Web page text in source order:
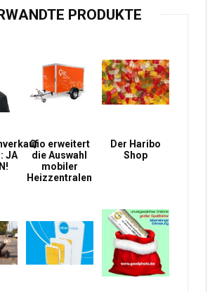
PRODUKTE
JA
Qio erweitert
die Auswahl
mobiler
Heizzentralen
Der Haribo
Shop